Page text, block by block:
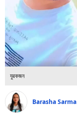
প্ৰযুক্তি
Videos
যুৱকজন
Barasha Sarma